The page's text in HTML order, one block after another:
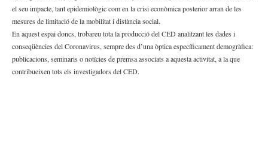
el seu impacte, tant epidemiològic com en la crisi econòmica posterior arran de les
mesures de limitació de la mobilitat i distància social.
En aquest espai doncs, trobareu tota la producció del CED analitzant les dades i
conseqüències del Coronavirus, sempre des d’una òptica específicament demogràfica:
publicacions, seminaris o notícies de premsa associats a aquesta activitat, a la que
contribueixen tots els investigadors del CED.